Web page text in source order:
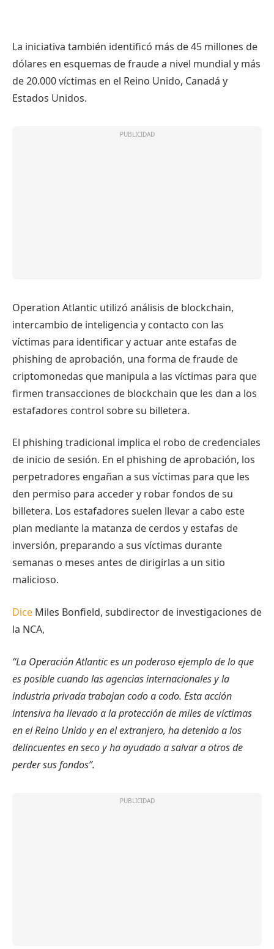
La iniciativa también identificó más de 45 millones de
dólares en esquemas de fraude a nivel mundial y más
de 20.000 víctimas en el Reino Unido, Canadá y
Estados Unidos.
Operation Atlantic utilizó análisis de blockchain,
intercambio de inteligencia y contacto con las
víctimas para identificar y actuar ante estafas de
phishing de aprobación, una forma de fraude de
criptomonedas que manipula a las víctimas para que
firmen transacciones de blockchain que les dan a los
estafadores control sobre su billetera.
El phishing tradicional implica el robo de credenciales
de inicio de sesión. En el phishing de aprobación, los
perpetradores engañan a sus víctimas para que les
den permiso para acceder y robar fondos de su
billetera. Los estafadores suelen llevar a cabo este
plan mediante la matanza de cerdos y estafas de
inversión, preparando a sus víctimas durante
semanas o meses antes de dirigirlas a un sitio
malicioso.
Dice Miles Bonfield, subdirector de investigaciones de
la NCA,
“La Operación Atlantic es un poderoso ejemplo de lo que
es posible cuando las agencias internacionales y la
industria privada trabajan codo a codo. Esta acción
intensiva ha llevado a la protección de miles de víctimas
en el Reino Unido y en el extranjero, ha detenido a los
delincuentes en seco y ha ayudado a salvar a otros de
perder sus fondos”.